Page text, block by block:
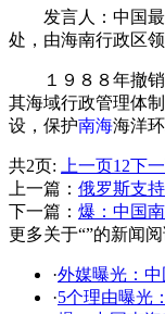
发言人：中国最
处，由海南行政区
１９８８年撤销
其海域行政管理体
设，保护南海海洋环
共2页: 上一页1 2下
上一篇： 俄罗斯支
下一篇： 爆：中国
更多关于“”的新闻阅
·外媒曝光：
·5个理由曝光